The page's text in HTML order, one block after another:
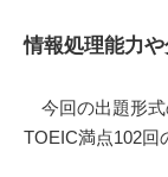
情報処理能力
今回の出題形式
TOEIC満点102回